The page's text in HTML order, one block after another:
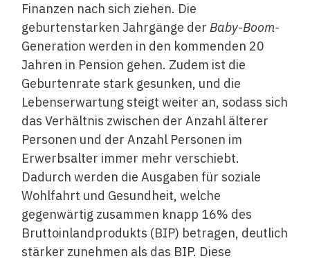
Finanzen nach sich ziehen. Die
geburtenstarken Jahrgänge der Baby-Boom-
Generation werden in den kommenden 20
Jahren in Pension gehen. Zudem ist die
Geburtenrate stark gesunken, und die
Lebenserwartung steigt weiter an, sodass sich
das Verhältnis zwischen der Anzahl älterer
Personen und der Anzahl Personen im
Erwerbsalter immer mehr verschiebt.
Dadurch werden die Ausgaben für soziale
Wohlfahrt und Gesundheit, welche
gegenwärtig zusammen knapp 16% des
Bruttoinlandprodukts (BIP) betragen, deutlich
stärker zunehmen als das BIP. Diese